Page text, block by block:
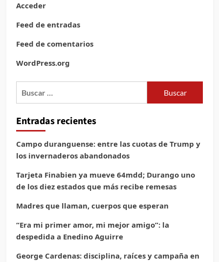
Acceder
Feed de entradas
Feed de comentarios
WordPress.org
Entradas recientes
Campo duranguense: entre las cuotas de Trump y
los invernaderos abandonados
Tarjeta Finabien ya mueve 64mdd; Durango uno
de los diez estados que más recibe remesas
Madres que llaman, cuerpos que esperan
“Era mi primer amor, mi mejor amigo”: la
despedida a Enedino Aguirre
George Cardenas: disciplina, raíces y campaña en